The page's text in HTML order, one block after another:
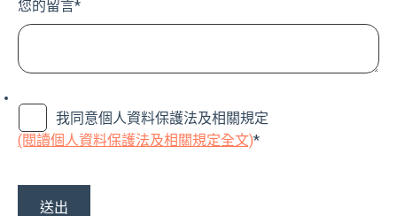
您的留言*
我同意個人資料保護法及相關規定
(閱讀個人資料保護法及相關規定全文)*